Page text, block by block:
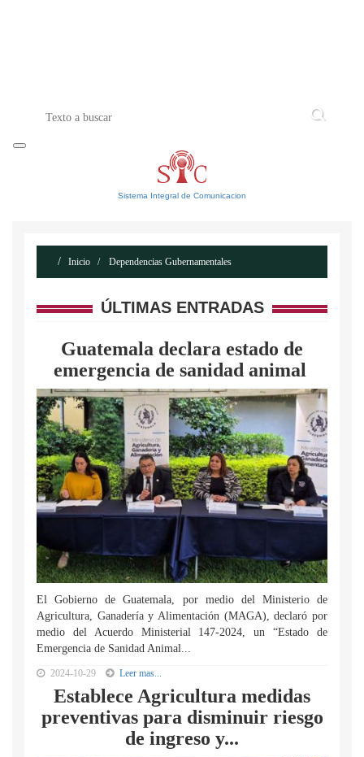
Sistema Integral de Comunicacion
Inicio Dependencias Gubernamentales
ÚLTIMAS ENTRADAS
Guatemala declara estado de
emergencia de sanidad animal
El Gobierno de Guatemala, por medio del Ministerio de
Agricultura, Ganadería y Alimentación (MAGA), declaró por
medio del Acuerdo Ministerial 147-2024, un “Estado de
Emergencia de Sanidad Animal...
2024-10-29 Leer mas...
Establece Agricultura medidas
preventivas para disminuir riesgo
de ingreso y...